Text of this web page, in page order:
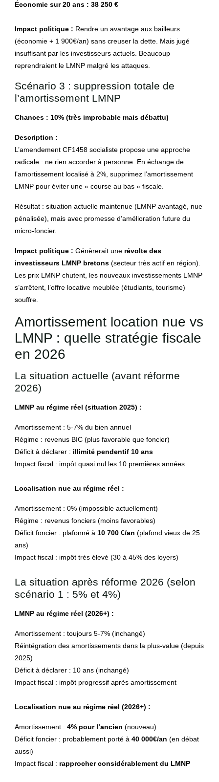
Économie sur 20 ans : 38 250 €
Impact politique : Rendre un avantage aux bailleurs
(économie + 1 900€/an) sans creuser la dette. Mais jugé
insuffisant par les investisseurs actuels. Beaucoup
reprendraient le LMNP malgré les attaques.
Scénario 3 : suppression totale de
l’amortissement LMNP
Chances : 10% (très improbable mais débattu)
Description :
L’amendement CF1458 socialiste propose une approche
radicale : ne rien accorder à personne. En échange de
l’amortissement localisé à 2%, supprimez l’amortissement
LMNP pour éviter une « course au bas » fiscale.
Résultat : situation actuelle maintenue (LMNP avantagé, nue
pénalisée), mais avec promesse d’amélioration future du
micro-foncier.
Impact politique : Génèrerait une révolte des
investisseurs LMNP bretons (secteur très actif en région).
Les prix LMNP chutent, les nouveaux investissements LMNP
s’arrêtent, l’offre locative meublée (étudiants, tourisme)
souffre.
Amortissement location nue vs
LMNP : quelle stratégie fiscale
en 2026
La situation actuelle (avant réforme
2026)
LMNP au régime réel (situation 2025) :
Amortissement : 5-7% du bien annuel
Régime : revenus BIC (plus favorable que foncier)
Déficit à déclarer : illimité pendentif 10 ans
Impact fiscal : impôt quasi nul les 10 premières années
Localisation nue au régime réel :
Amortissement : 0% (impossible actuellement)
Régime : revenus fonciers (moins favorables)
Déficit foncier : plafonné à 10 700 €/an (plafond vieux de 25
ans)
Impact fiscal : impôt très élevé (30 à 45% des loyers)
La situation après réforme 2026 (selon
scénario 1 : 5% et 4%)
LMNP au régime réel (2026+) :
Amortissement : toujours 5-7% (inchangé)
Réintégration des amortissements dans la plus-value (depuis
2025)
Déficit à déclarer : 10 ans (inchangé)
Impact fiscal : impôt progressif après amortissement
Localisation nue au régime réel (2026+) :
Amortissement : 4% pour l’ancien (nouveau)
Déficit foncier : probablement porté à 40 000€/an (en débat
aussi)
Impact fiscal : rapprocher considérablement du LMNP